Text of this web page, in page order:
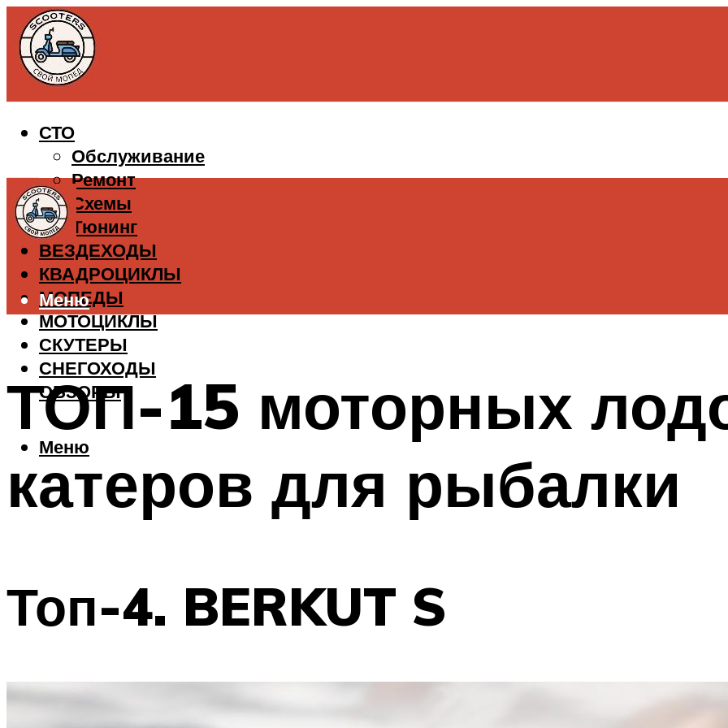
СТО
Обслуживание
Ремонт
Схемы
Тюнинг
ВЕЗДЕХОДЫ
КВАДРОЦИКЛЫ
МОПЕДЫ
МОТОЦИКЛЫ
СКУТЕРЫ
СНЕГОХОДЫ
ОБЗОРЫ
Меню
Меню
ТОП-15 моторных
катеров для рыбалки
Топ-4. BERKUT S